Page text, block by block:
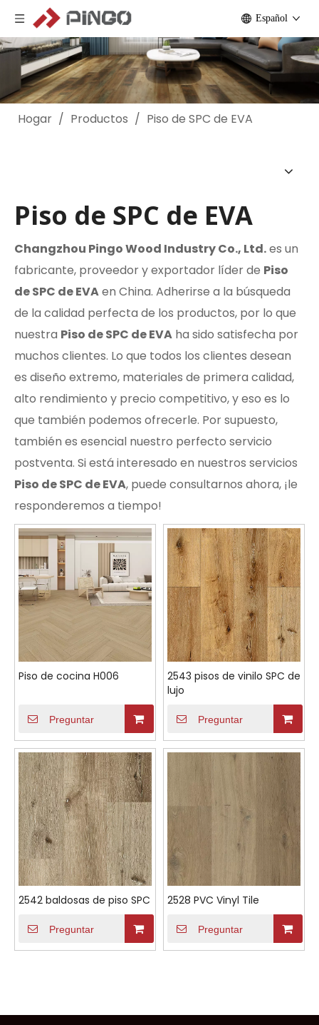
Español
Hogar / Productos / Piso de SPC de EVA
Piso de SPC de EVA
Changzhou Pingo Wood Industry Co., Ltd.es un
fabricante, proveedor y exportador líder de Piso
de SPC de EVAen China. Adherirse a la búsqueda
de la calidad perfecta de los productos, por lo que
nuestra Piso de SPC de EVA ha sido satisfecha por
muchos clientes. Lo que todos los clientes desean
es diseño extremo, materiales de primera calidad,
alto rendimiento y precio competitivo, y eso es lo
que también podemos ofrecerle. Por supuesto,
también es esencial nuestro perfecto servicio
postventa. Si está interesado en nuestros servicios
Piso de SPC de EVA, puede consultarnos ahora, ¡le
responderemos a tiempo!
Piso de cocina H006
Preguntar
2543 pisos de vinilo SPC de
lujo
Preguntar
2542 baldosas de piso SPC
Preguntar
2528 PVC Vinyl Tile
Preguntar